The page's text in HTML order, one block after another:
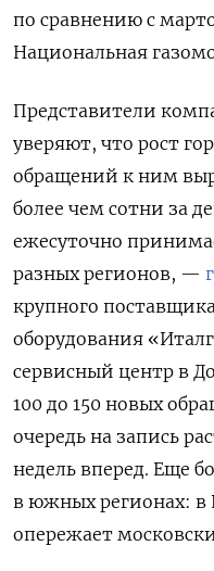
по сравнению с
Национальная
Представители
уверяют, что рост
обращений к ним
более чем сотни за
ежесуточно
разных регионов, —
крупного
оборудования
сервисный центр в
100 до 150 новых
очередь на запись
недель вперед. Еще
в южных регионах: в
опережает